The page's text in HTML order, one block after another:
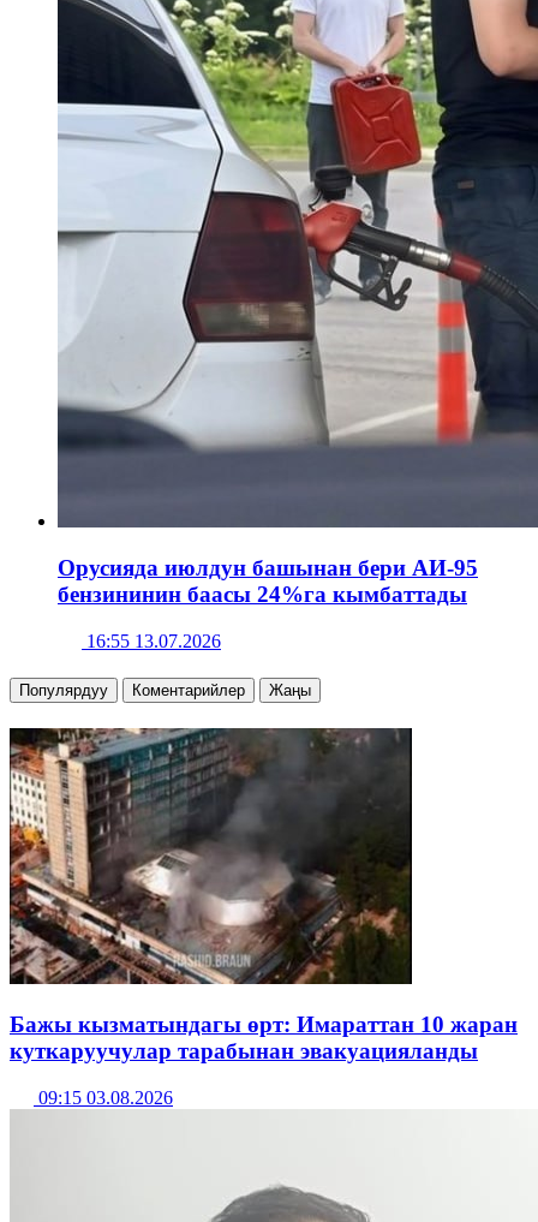
Орусияда июлдун башынан бери АИ-95
бензининин баасы 24%га кымбаттады
16:55 13.07.2026
Популярдуу Коментарийлер Жаңы
Бажы кызматындагы өрт: Имараттан 10 жаран
куткаруучулар тарабынан эвакуацияланды
09:15 03.08.2026